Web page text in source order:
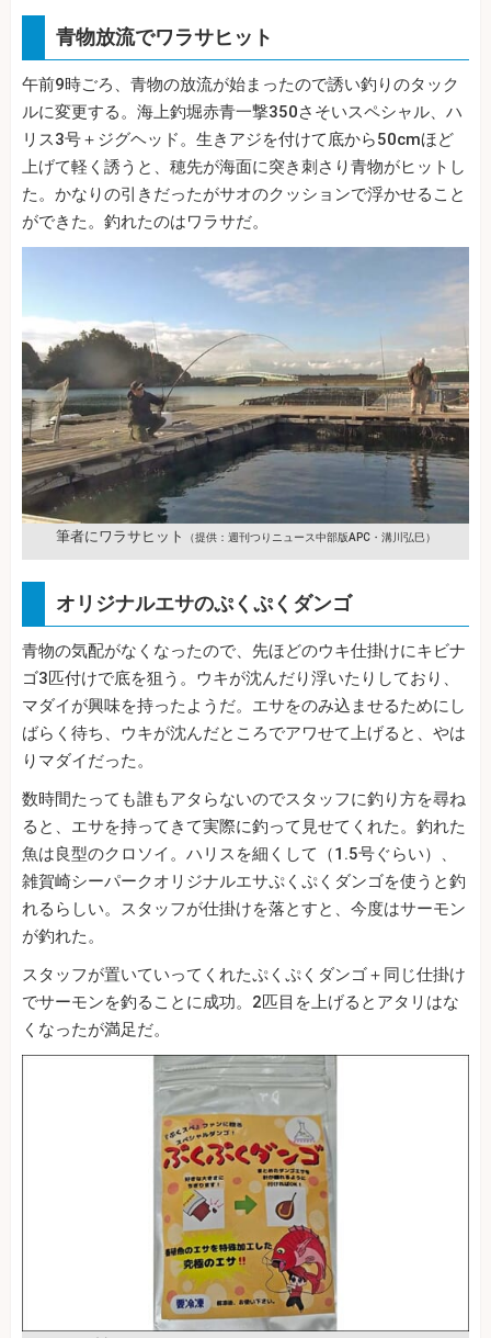
青物放流でワラサヒット
午前9時ごろ、青物の放流が始まったので誘い釣りのタック
ルに変更する。海上釣堀赤青一撃350さそいスペシャル、ハ
リス3号＋ジグヘッド。生きアジを付けて底から50cmほど
上げて軽く誘うと、穂先が海面に突き刺さり青物がヒットし
た。かなりの引きだったがサオのクッションで浮かせること
ができた。釣れたのはワラサだ。
筆者にワラサヒット （提供：週刊つりニュース中部版APC・溝川弘巳）
オリジナルエサのぷくぷくダンゴ
青物の気配がなくなったので、先ほどのウキ仕掛けにキビナ
ゴ3匹付けで底を狙う。ウキが沈んだり浮いたりしており、
マダイが興味を持ったようだ。エサをのみ込ませるためにし
ばらく待ち、ウキが沈んだところでアワせて上げると、やは
りマダイだった。
数時間たっても誰もアタらないのでスタッフに釣り方を尋ね
ると、エサを持ってきて実際に釣って見せてくれた。釣れた
魚は良型のクロソイ。ハリスを細くして（1.5号ぐらい）、
雑賀崎シーパークオリジナルエサぷくぷくダンゴを使うと釣
れるらしい。スタッフが仕掛けを落とすと、今度はサーモン
が釣れた。
スタッフが置いていってくれたぷくぷくダンゴ＋同じ仕掛け
でサーモンを釣ることに成功。2匹目を上げるとアタリはな
くなったが満足だ。